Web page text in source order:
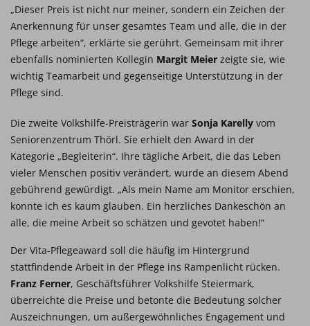
„Dieser Preis ist nicht nur meiner, sondern ein Zeichen der
Anerkennung für unser gesamtes Team und alle, die in der
Pflege arbeiten“, erklärte sie gerührt. Gemeinsam mit ihrer
ebenfalls nominierten Kollegin Margit Meier zeigte sie, wie
wichtig Teamarbeit und gegenseitige Unterstützung in der
Pflege sind.
Die zweite Volkshilfe-Preisträgerin war Sonja Karelly vom
Seniorenzentrum Thörl. Sie erhielt den Award in der
Kategorie „Begleiterin“. Ihre tägliche Arbeit, die das Leben
vieler Menschen positiv verändert, wurde an diesem Abend
gebührend gewürdigt. „Als mein Name am Monitor erschien,
konnte ich es kaum glauben. Ein herzliches Dankeschön an
alle, die meine Arbeit so schätzen und gevotet haben!“
Der Vita-Pflegeaward soll die häufig im Hintergrund
stattfindende Arbeit in der Pflege ins Rampenlicht rücken.
Franz Ferner, Geschäftsführer Volkshilfe Steiermark,
überreichte die Preise und betonte die Bedeutung solcher
Auszeichnungen, um außergewöhnliches Engagement und